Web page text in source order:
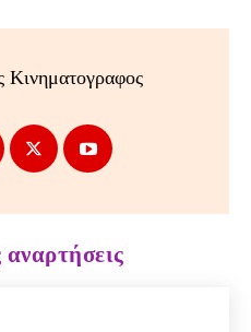
Κινηματογραφος
αναρτήσεις